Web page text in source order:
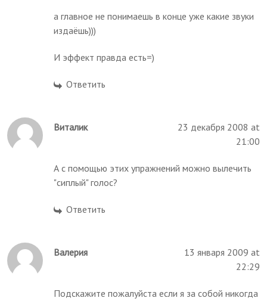
а главное не понимаешь в конце уже какие звуки
издаёшь)))
И эффект правда есть=)
Ответить
Виталик
23 декабря 2008 at
21:00
А с помощью этих упражнений можно вылечить
"сиплый" голос?
Ответить
Валерия
13 января 2009 at
22:29
Подскажите пожалуйста если я за собой никогда